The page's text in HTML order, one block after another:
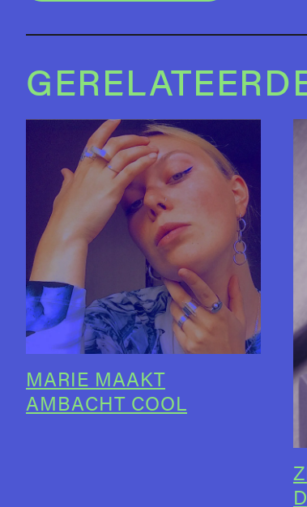
MARIE MAAKT
AMBACHT COOL